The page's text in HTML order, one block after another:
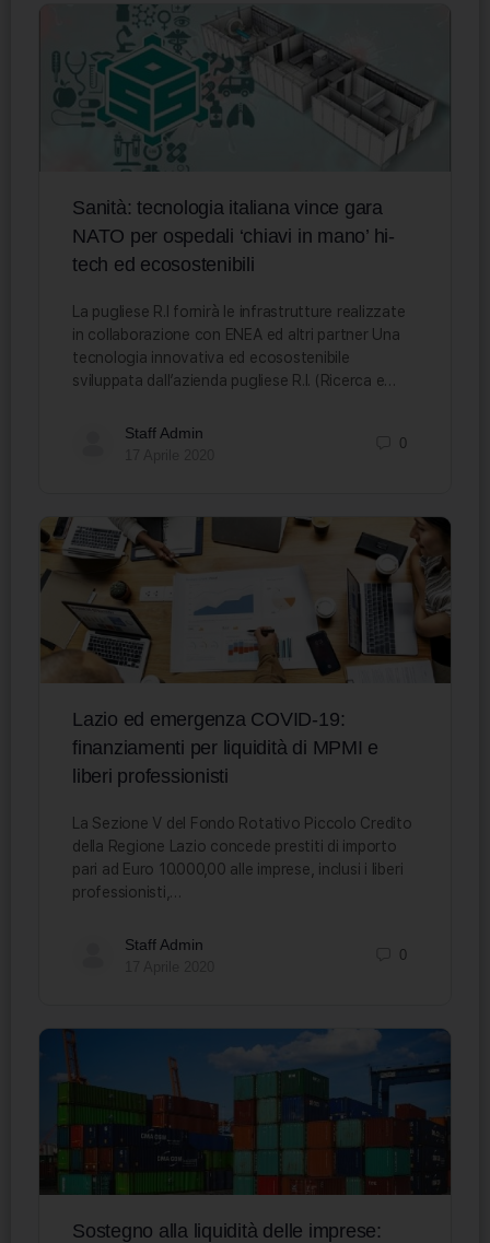
Sanità: tecnologia italiana vince gara
NATO per ospedali ‘chiavi in mano’ hi-
tech ed ecosostenibili
La pugliese R.I fornirà le infrastrutture realizzate
in collaborazione con ENEA ed altri partner Una
tecnologia innovativa ed ecosostenibile
sviluppata dall’azienda pugliese R.I. (Ricerca e…
Staff Admin
0
Lazio ed emergenza COVID-19:
finanziamenti per liquidità di MPMI e
liberi professionisti
La Sezione V del Fondo Rotativo Piccolo Credito
della Regione Lazio concede prestiti di importo
pari ad Euro 10.000,00 alle imprese, inclusi i liberi
professionisti,…
Staff Admin
0
Sostegno alla liquidità delle imprese: